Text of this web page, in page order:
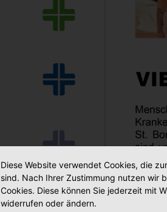
Diese Website verwendet Cookies, die
sind. Nach Ihrer Zustimmung nutzen wir
Cookies. Diese können Sie jederzeit mit
widerrufen oder ändern.